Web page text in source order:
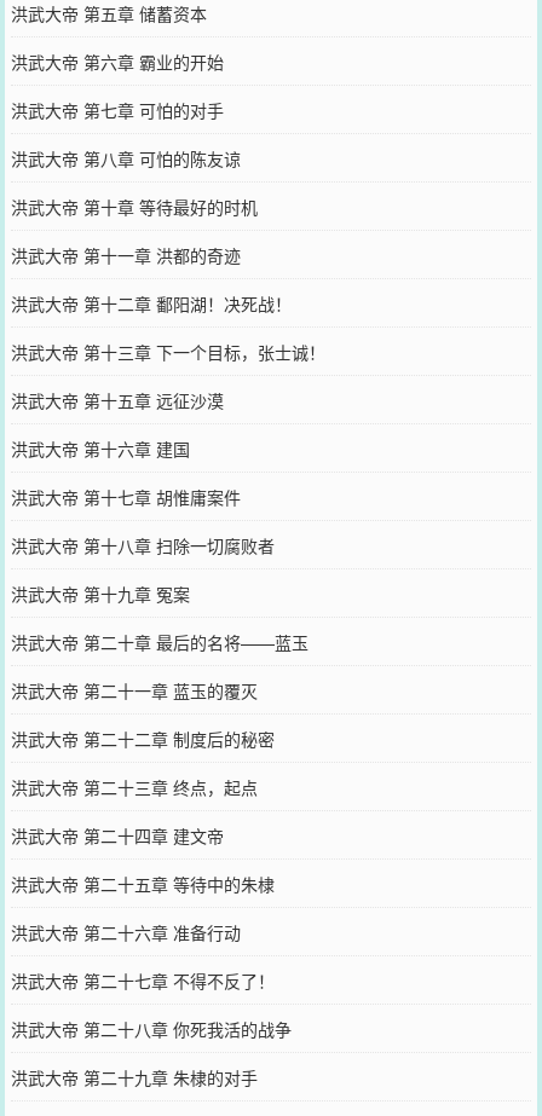
洪武大帝 第五章 储蓄资本
洪武大帝 第六章 霸业的开始
洪武大帝 第七章 可怕的对手
洪武大帝 第八章 可怕的陈友谅
洪武大帝 第十章 等待最好的时机
洪武大帝 第十一章 洪都的奇迹
洪武大帝 第十二章 鄱阳湖！决死战！
洪武大帝 第十三章 下一个目标，张士诚！
洪武大帝 第十五章 远征沙漠
洪武大帝 第十六章 建国
洪武大帝 第十七章 胡惟庸案件
洪武大帝 第十八章 扫除一切腐败者
洪武大帝 第十九章 冤案
洪武大帝 第二十章 最后的名将——蓝玉
洪武大帝 第二十一章 蓝玉的覆灭
洪武大帝 第二十二章 制度后的秘密
洪武大帝 第二十三章 终点，起点
洪武大帝 第二十四章 建文帝
洪武大帝 第二十五章 等待中的朱棣
洪武大帝 第二十六章 准备行动
洪武大帝 第二十七章 不得不反了！
洪武大帝 第二十八章 你死我活的战争
洪武大帝 第二十九章 朱棣的对手